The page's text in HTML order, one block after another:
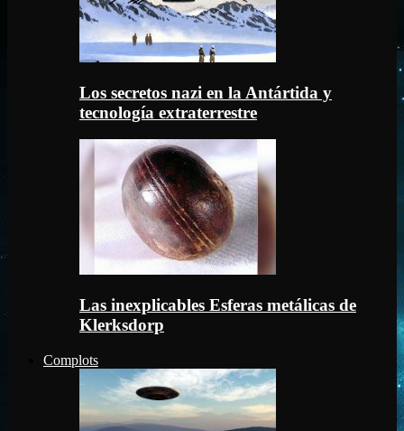
Los secretos nazi en la Antártida y
tecnología extraterrestre
Las inexplicables Esferas metálicas de
Klerksdorp
Complots